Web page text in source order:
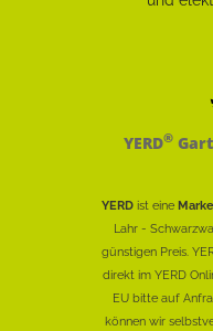
YERD®
YERD ist eine Marke
Lahr -
günstigen Preis.
direkt im YERD
EU bitte auf
können wir